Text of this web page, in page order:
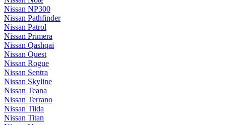
Nissan NP300
Nissan Pathfinder
Nissan Patrol
Nissan Primera
Nissan Qashqai
Nissan Quest
Nissan Rogue
Nissan Sentra
Nissan Skyline
Nissan Teana
Nissan Terrano
Nissan Tiida
Nissan Titan